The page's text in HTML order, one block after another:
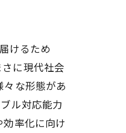
けるため
に現代社会
な形態があ
ル対応能力
率化に向け